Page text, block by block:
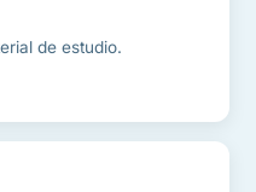
de estudio.